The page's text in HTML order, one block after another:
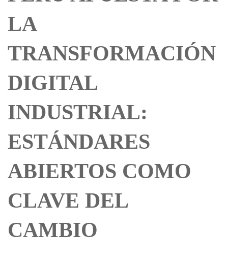
LA
TRANSFORMACIÓN
DIGITAL
INDUSTRIAL:
ESTÁNDARES
ABIERTOS COMO
CLAVE DEL
CAMBIO